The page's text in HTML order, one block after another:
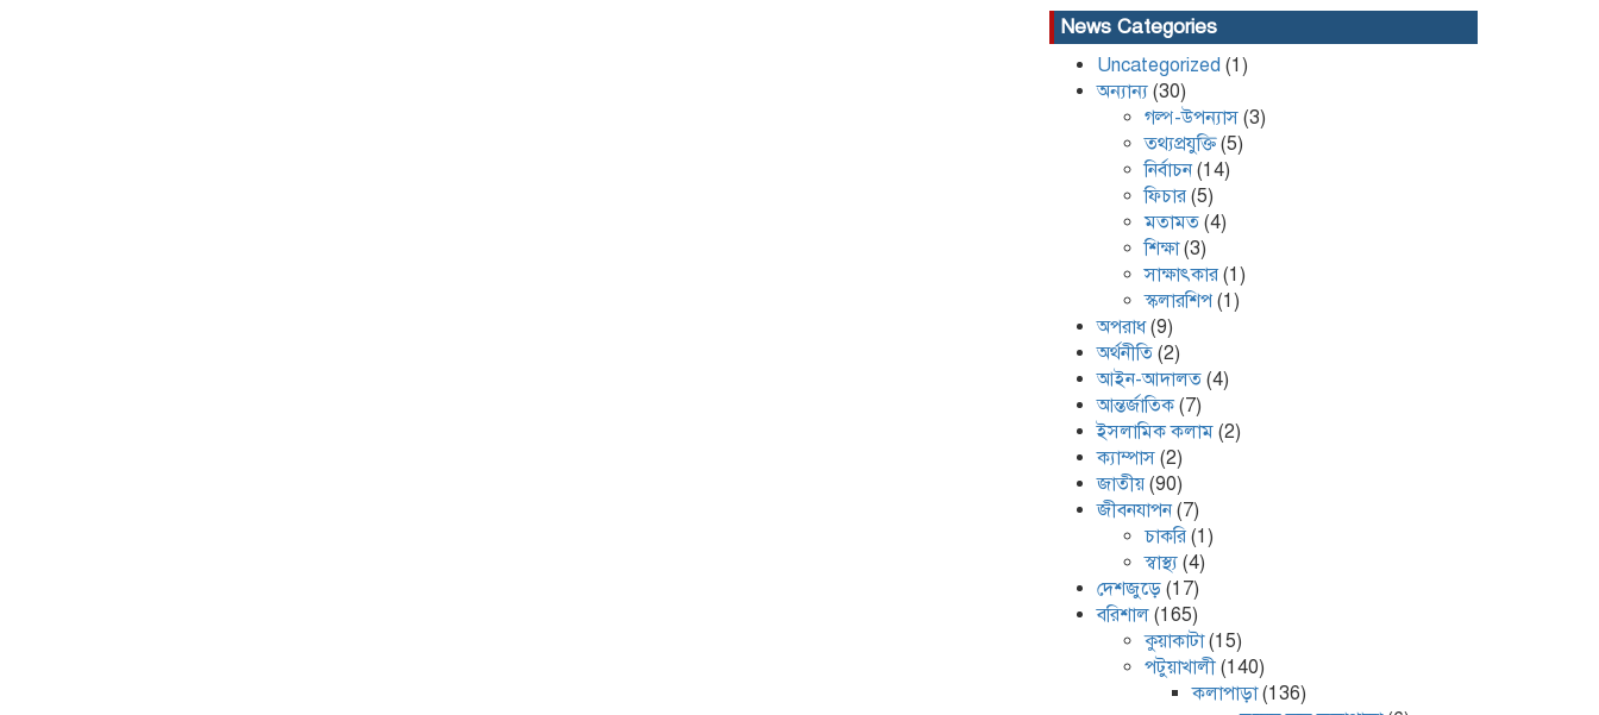
News Categories
Uncategorized (1)
অন্যান্য (30)
গল্প-উপন্যাস (3)
তথ্যপ্রযুক্তি(5)
নির্বাচন(14)
ফিচার (5)
মতামত (4)
শিক্ষা(3)
সাক্ষাৎকার (1)
স্কলারশিপ (1)
অপরাধ(9)
অর্থনীতি (2)
আইন-আদালত (4)
আন্তর্জাতিক(7)
ইসলামিক কলাম (2)
ক্যাম্পাস (2)
জাতীয়(90)
জীবনযাপন(7)
চাকরি (1)
স্বাস্থ্য (4)
দেশজুড়ে (17)
বরিশাল (165)
কুয়াকাটা(15)
পটুয়াখালী (140)
কলাপাড়া(136)